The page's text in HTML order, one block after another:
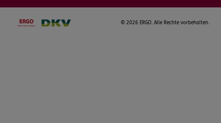
© 2026 ERGO. Alle Rechte vorbehalten.